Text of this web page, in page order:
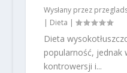
Wysłany przez
| Dieta |
Dieta
popularność, jednak
kontrowersji i...